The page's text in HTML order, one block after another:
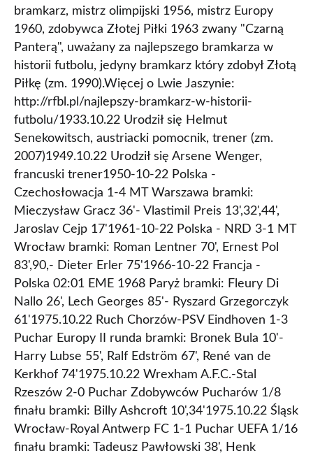
bramkarz, mistrz olimpijski 1956, mistrz Europy
1960, zdobywca Złotej Piłki 1963 zwany "Czarną
Panterą", uważany za najlepszego bramkarza w
historii futbolu, jedyny bramkarz który zdobył Złotą
Piłkę (zm. 1990).Więcej o Lwie Jaszynie:
http://rfbl.pl/najlepszy-bramkarz-w-historii-
futbolu/1933.10.22 Urodził się Helmut
Senekowitsch, austriacki pomocnik, trener (zm.
2007)1949.10.22 Urodził się Arsene Wenger,
francuski trener1950-10-22 Polska -
Czechosłowacja 1-4 MT Warszawa bramki:
Mieczysław Gracz 36'- Vlastimil Preis 13',32',44',
Jaroslav Cejp 17'1961-10-22 Polska - NRD 3-1 MT
Wrocław bramki: Roman Lentner 70', Ernest Pol
83',90,- Dieter Erler 75'1966-10-22 Francja -
Polska 02:01 EME 1968 Paryż bramki: Fleury Di
Nallo 26', Lech Georges 85'- Ryszard Grzegorczyk
61'1975.10.22 Ruch Chorzów-PSV Eindhoven 1-3
Puchar Europy II runda bramki: Bronek Bula 10'-
Harry Lubse 55', Ralf Edström 67', René van de
Kerkhof 74'1975.10.22 Wrexham A.F.C.-Stal
Rzeszów 2-0 Puchar Zdobywców Pucharów 1/8
finału bramki: Billy Ashcroft 10',34'1975.10.22 Śląsk
Wrocław-Royal Antwerp FC 1-1 Puchar UEFA 1/16
finału bramki: Tadeusz Pawłowski 38', Henk